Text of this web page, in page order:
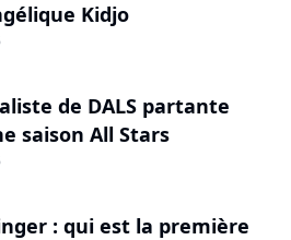
Kidjo
de DALS partante
saison All Stars
: qui est la première